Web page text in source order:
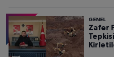
GENEL
Zafer